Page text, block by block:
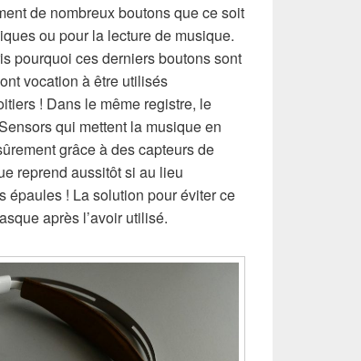
de nombreux boutons que ce soit
ou pour la lecture de musique.
pourquoi ces derniers boutons sont
vocation à être utilisés
! Dans le même registre, le
qui mettent la musique en
grâce à des capteurs de
reprend aussitôt si au lieu
épaules ! La solution pour éviter ce
après l’avoir utilisé.